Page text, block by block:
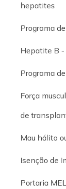
hepatites
Programa
Hepatite B -
Programa
Força
de
Mau hálito
Isenção de
Portaria